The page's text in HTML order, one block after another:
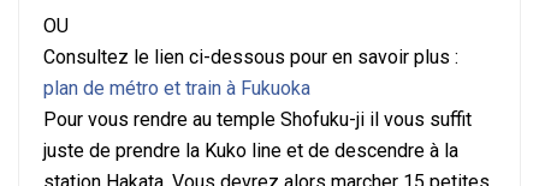
OU
Consultez le lien ci-dessous pour en savoir plus :
plan de métro et train à Fukuoka
Pour vous rendre au temple Shofuku-ji il vous suffit
juste de prendre la Kuko line et de descendre à la